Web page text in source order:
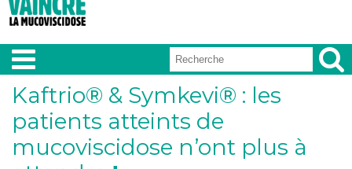
A LA UNE
VIVRE AVEC
Kaftrio® & Symkevi® : les
patients atteints de
mucoviscidose n’ont plus à